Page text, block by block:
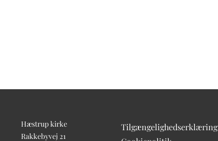
Hæstrup kirke
Rakkebyvej 21
Tilgængelighedserklæring